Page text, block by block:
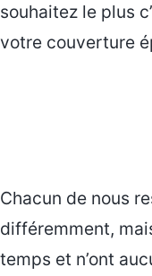
souhaitez le plus
votre couverture
Chacun de nous
différemment,
temps et n’ont